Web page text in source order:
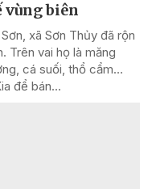
vùng biên
xã Sơn Thủy đã rộn
Trên vai họ là măng
cá suối, thổ cẩm…
để bán...